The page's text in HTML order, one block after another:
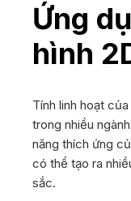
Ứng
hình
Tính linh hoạt của
trong nhiều
năng thích ứng
có thể tạo ra
sắc.